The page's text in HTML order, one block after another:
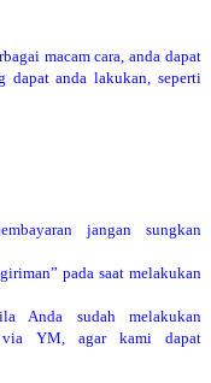
macam cara, anda dapat
dapat anda lakukan, seperti
jangan sungkan
pada saat melakukan
Anda sudah melakukan
via YM, agar kami dapat